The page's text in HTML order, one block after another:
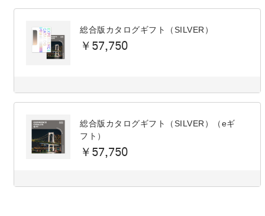
総合版カタログギフト（SILVER）
￥57,750
総合版カタログギフト（SILVER）（eギ
フト）
￥57,750